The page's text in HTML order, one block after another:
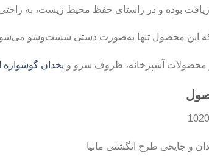
بازیافت بوده و در راستای حفظ محیط زیست، به
که این محصول تنها به‌صورت دستی شست‌وشو می‌شود
محصولات آشپزخانه، ظروف سرو و یخدان‌ گوشواره
و جایخی طرح انگشتی مانیا